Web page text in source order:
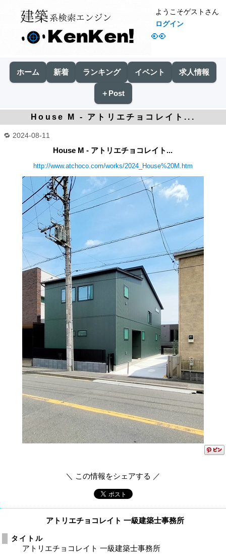
👀
ようこそゲストさん
ログイン
ホーム 新着 ランキング イベント 求人情報
＋Post
House M - アトリエチョコレイト...
2024-08-11
House M - アトリエチョコレイト...
http://www.atchoco.com/works/2024_House%20M.htm
＼ この情報をシェアする ／
アトリエチョコレイト 一級建築士事務所
タイトル
アトリエチョコレイト 一級建築士事務所